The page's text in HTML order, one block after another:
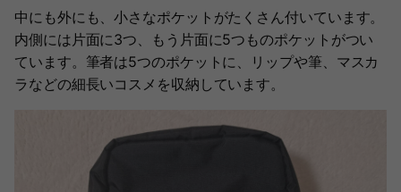
中にも外にも、小さなポケットがたくさん付いています。
内側には片面に3つ、もう片面に5つものポケットがつい
ています。筆者は5つのポケットに、リップや筆、マスカ
ラなどの細長いコスメを収納しています。